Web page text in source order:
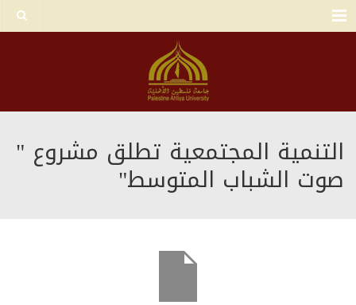
Menu
التنمية المجتمعية تطلق مشروع "
صوت الشباب المتوسط"